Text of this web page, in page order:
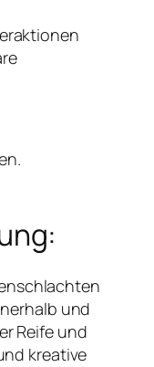
und
Reife und
kreative